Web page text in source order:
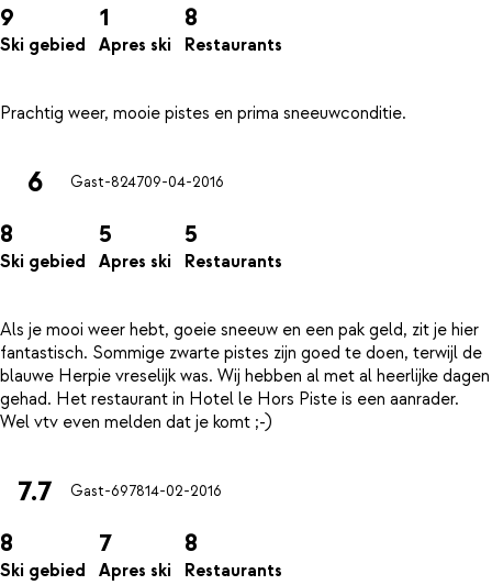
9
Ski gebied
1
Apres ski
8
Restaurants
6 Gast-824709-04-2016
8
Ski gebied
5
Apres ski
5
Restaurants
Als je mooi weer hebt, goeie sneeuw en een pak geld, zit je hier
fantastisch. Sommige zwarte pistes zijn goed te doen, terwijl de
blauwe Herpie vreselijk was. Wij hebben al met al heerlijke dagen
gehad. Het restaurant in Hotel le Hors Piste is een aanrader.
7.7 Gast-697814-02-2016
8
Ski gebied
7
Apres ski
8
Restaurants